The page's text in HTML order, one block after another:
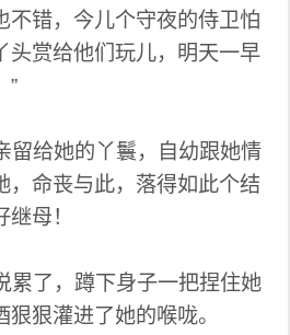
不错，今儿个守夜的侍卫怕
头赏给他们玩儿，明天一早
”
给她的丫鬟，自幼跟她情
，命丧与此，落得如此个结
母！
了，蹲下身子一把捏住她
狠灌进了她的喉咙。